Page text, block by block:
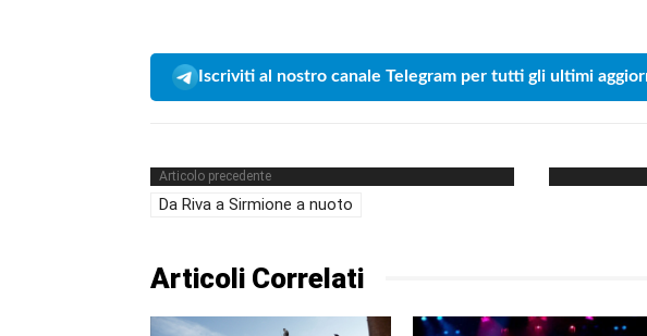
Iscriviti al nostro canale Telegram per tutti gli ultimi
Articolo precedente
Da Riva a Sirmione a nuoto
Articoli Correlati